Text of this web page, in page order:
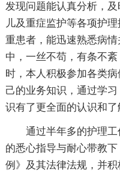
发现问题能认真分析，
儿及重症监护等各项护
重患者，能迅速熟悉病
中，一丝不苟，有条不
时，本人积极参加各类
己的业务知识，通过学
识有了更全面的认识和了
通过半年多的护理工
的悉心指导与耐心带教
例》及其法律法规，并